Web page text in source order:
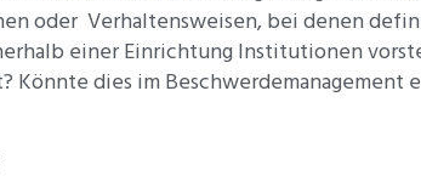
oder Verhaltensweisen, bei denen
einer Einrichtung Institutionen
Könnte dies im Beschwerdemanagement